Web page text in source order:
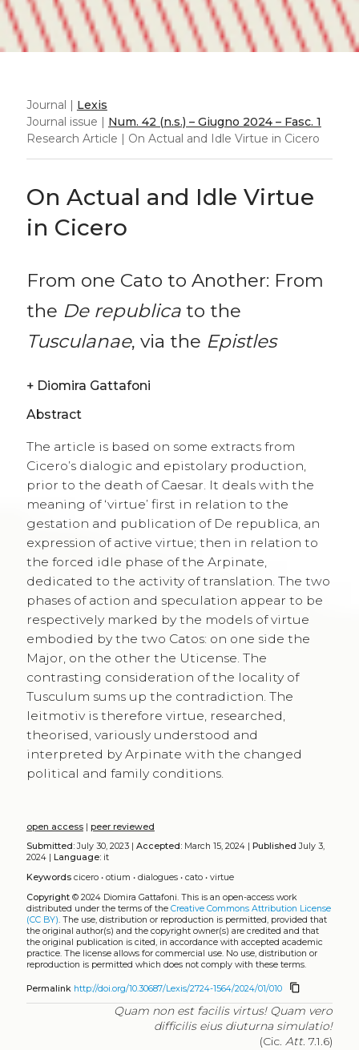
Journal | Lexis
Journal issue | Num. 42 (n.s.) – Giugno 2024 – Fasc. 1
Research Article | On Actual and Idle Virtue in Cicero
On Actual and Idle Virtue
in Cicero
From one Cato to Another: From
the De republicato the
Tusculanae, via the Epistles
+ Diomira Gattafoni
Abstract
The article is based on some extracts from
Cicero’s dialogic and epistolary production,
prior to the death of Caesar. It deals with the
meaning of ‘virtue’ first in relation to the
gestation and publication of De republica, an
expression of active virtue; then in relation to
the forced idle phase of the Arpinate,
dedicated to the activity of translation. The two
phases of action and speculation appear to be
respectively marked by the models of virtue
embodied by the two Catos: on one side the
Major, on the other the Uticense. The
contrasting consideration of the locality of
Tusculum sums up the contradiction. The
leitmotiv is therefore virtue, researched,
theorised, variously understood and
interpreted by Arpinate with the changed
political and family conditions.
open access| peer reviewed
Submitted:July 30, 2023 | Accepted:March 15, 2024 | Published July 3,
2024 |
Language:it
Keywords cicero• otium • dialogues• cato• virtue
Copyright© 2024 Diomira Gattafoni. This is an open-access work
distributed under the terms of the Creative Commons Attribution License
(CC BY). The use, distribution or reproduction is permitted, provided that
the original author(s) and the copyright owner(s) are credited and that
the original publication is cited, in accordance with accepted academic
practice. The license allows for commercial use. No use, distribution or
reproduction is permitted which does not comply with these terms.
Permalink http://doi.org/10.30687/Lexis/2724-1564/2024/01/010 content_copy
Quam non est facilis virtus! Quam vero
difficilis eius diuturna simulatio!
(Cic.Att. 7.1.6)